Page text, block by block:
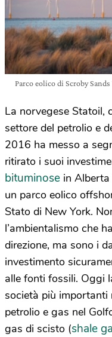
Parco eolico di Scroby
La norvegese Statoil,
settore del petrolio e
2016 ha messo a
ritirato i suoi
bituminose in
un parco eolico
Stato di New York.
l’ambientalismo che
direzione, ma sono i
investimento
alle fonti fossili. Oggi
società più importanti
petrolio e gas nel
gas di scisto (shale